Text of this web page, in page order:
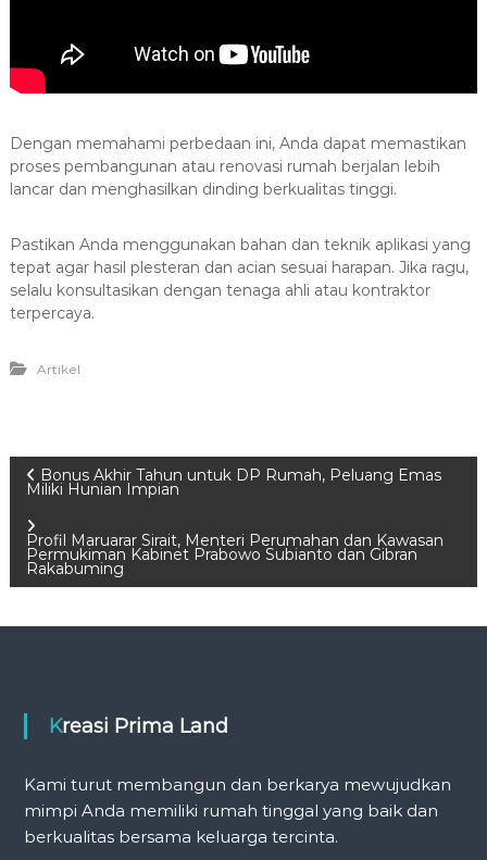
Dengan memahami perbedaan ini, Anda dapat memastikan
proses pembangunan atau renovasi rumah berjalan lebih
lancar dan menghasilkan dinding berkualitas tinggi.
Pastikan Anda menggunakan bahan dan teknik aplikasi yang
tepat agar hasil plesteran dan acian sesuai harapan. Jika ragu,
selalu konsultasikan dengan tenaga ahli atau kontraktor
terpercaya.
Artikel
P
s
t
a
v
Bonus Akhir Tahun untuk DP Rumah, Peluang Emas
Miliki Hunian Impian
Profil Maruarar Sirait, Menteri Perumahan dan Kawasan
Permukiman Kabinet Prabowo Subianto dan Gibran
Rakabuming
Kreasi Prima Land
Kami turut membangun dan berkarya mewujudkan
mimpi Anda memiliki rumah tinggal yang baik dan
berkualitas bersama keluarga tercinta.